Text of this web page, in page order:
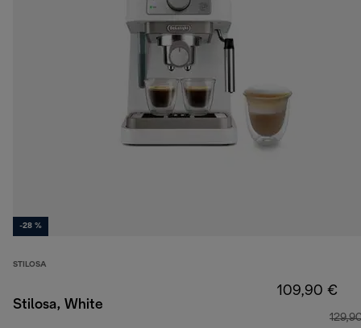
-28 %
STILOSA
Stilosa, White
109,90 €